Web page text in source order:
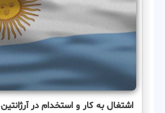
اشتغال به کار و استخدام در آرژانتین